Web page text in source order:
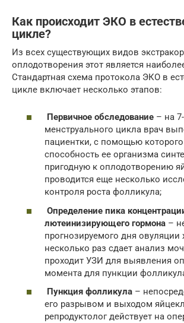
Как происходит ЭКО в
цикле?
Из всех существующих видов
оплодотворения этот является
Стандартная схема протокола ЭКО в
цикле включает несколько этапов:
Первичное обследование – на
менструального цикла врач
пациентки, с помощью
способность ее организма
пригодную к оплодотворению
проводится еще несколько
контроля роста фолликула;
Определение пика
лютеинизирующего гормона –
прогнозируемого дня
несколько раз сдает анализ
проходит УЗИ для выявления
момента для пункции
Пункция фолликула –
его разрывом и выходом
репродуктолог действует на